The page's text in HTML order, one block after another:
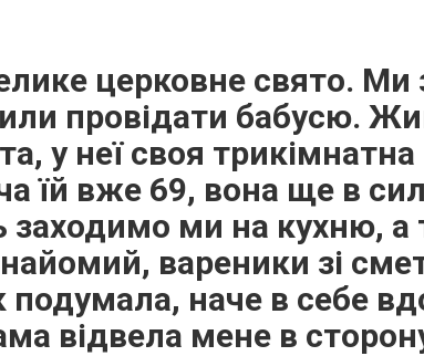
церковне свято.
провідати бабусю.
у неї своя трикімнатна
їй вже 69, вона ще в
заходимо ми на кухню, а
вареники зі
наче в себе
відвела мене в